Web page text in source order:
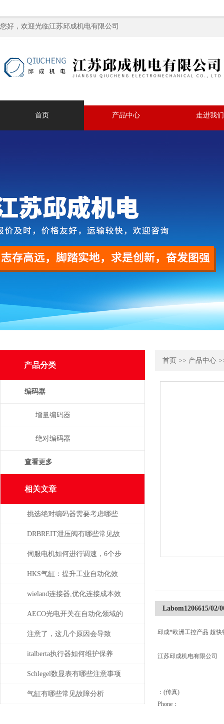
您好，欢迎光临江苏邱成机电有限公司
首页 产品中心 走进我们
产品分类
编码器
增量编码器
绝对编码器
查看更多
相关文章
挑选绝对编码器需要考虑哪些
问题
DRBREIT泄压阀有哪些常见故
障
伺服电机如何进行调速，6个步
骤轻松解决！
HKS气缸：提升工业自动化效
率的关键组件
wieland连接器,优化连接成本效
益
AECO光电开关在自动化领域的
与应用
注意了，这几个原因会导致
TELWIN电焊机出现漏电现象
italberta执行器如何维护保养
Schlegel数显表有哪些注意事项
气缸有哪些常见故障分析
首页 >> 产品中心
Labom1206615/02/
邱成*欧洲工控产品 超
江苏邱成机电有限公司
：(传真)
Phone：